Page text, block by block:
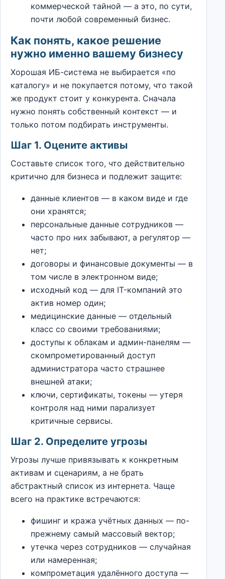
коммерческой тайной — а это, по сути,
почти любой современный бизнес.
Как понять, какое решение
нужно именно вашему бизнесу
Хорошая ИБ-система не выбирается «по
каталогу» и не покупается потому, что такой
же продукт стоит у конкурента. Сначала
нужно понять собственный контекст — и
только потом подбирать инструменты.
Шаг 1. Оцените активы
Составьте список того, что действительно
критично для бизнеса и подлежит защите:
данные клиентов — в каком виде и где
они хранятся;
персональные данные сотрудников —
часто про них забывают, а регулятор —
нет;
договоры и финансовые документы — в
том числе в электронном виде;
исходный код — для IT-компаний это
актив номер один;
медицинские данные — отдельный
класс со своими требованиями;
доступы к облакам и админ-панелям —
скомпрометированный доступ
администратора часто страшнее
внешней атаки;
ключи, сертификаты, токены — утеря
контроля над ними парализует
критичные сервисы.
Шаг 2. Определите угрозы
Угрозы лучше привязывать к конкретным
активам и сценариям, а не брать
абстрактный список из интернета. Чаще
всего на практике встречаются:
фишинг и кража учётных данных — по-
прежнему самый массовый вектор;
утечка через сотрудников — случайная
или намеренная;
компрометация удалённого доступа —